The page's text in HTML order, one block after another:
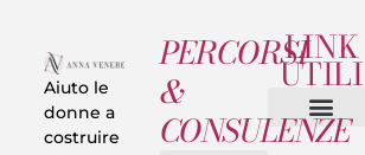
Aiuto le
donne a
costruire
PERCORSI
&
CONSULENZE
LINK
UTILI